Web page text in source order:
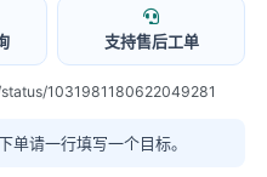
支持售后工单
1031981180622049281
单请一行填写一个目标。
Twitter